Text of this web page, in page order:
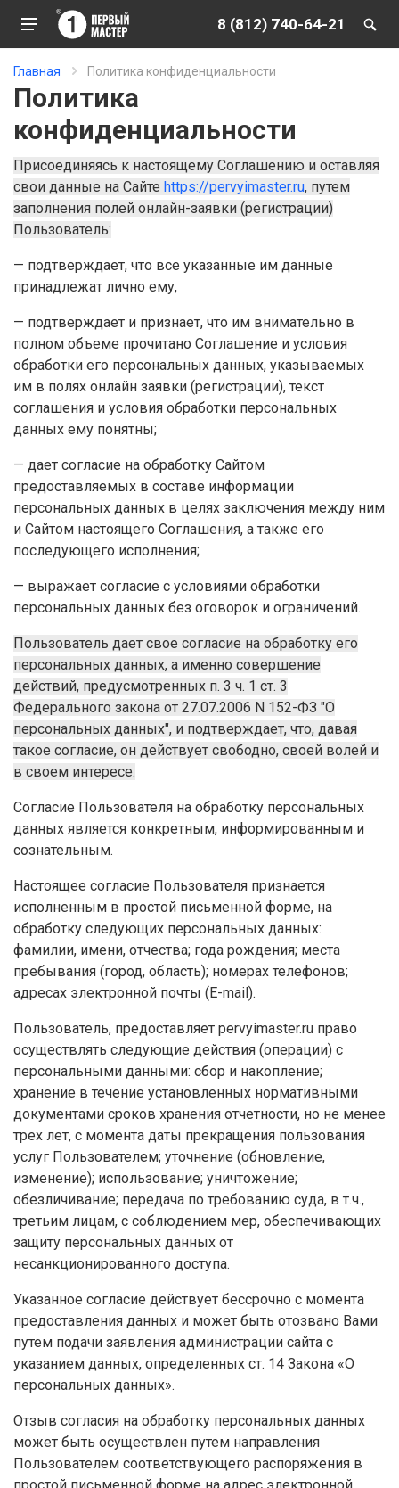
8 (812) 740-64-21
Главная Политика конфиденциальности
Политика
конфиденциальности
Присоединяясь к настоящему Соглашению и оставляя
свои данные на Сайте https://pervyimaster.ru, путем
заполнения полей онлайн-заявки (регистрации)
Пользователь:
— подтверждает, что все указанные им данные
принадлежат лично ему,
— подтверждает и признает, что им внимательно в
полном объеме прочитано Соглашение и условия
обработки его персональных данных, указываемых
им в полях онлайн заявки (регистрации), текст
соглашения и условия обработки персональных
данных ему понятны;
— дает согласие на обработку Сайтом
предоставляемых в составе информации
персональных данных в целях заключения между ним
и Сайтом настоящего Соглашения, а также его
последующего исполнения;
— выражает согласие с условиями обработки
персональных данных без оговорок и ограничений.
Пользователь дает свое согласие на обработку его
персональных данных, а именно совершение
действий, предусмотренных п. 3 ч. 1 ст. 3
Федерального закона от 27.07.2006 N 152-ФЗ "О
персональных данных", и подтверждает, что, давая
такое согласие, он действует свободно, своей волей и
в своем интересе.
Согласие Пользователя на обработку персональных
данных является конкретным, информированным и
сознательным.
Настоящее согласие Пользователя признается
исполненным в простой письменной форме, на
обработку следующих персональных данных:
фамилии, имени, отчества; года рождения; места
пребывания (город, область); номерах телефонов;
адресах электронной почты (E-mail).
Пользователь, предоставляет pervyimaster.ru право
осуществлять следующие действия (операции) с
персональными данными: сбор и накопление;
хранение в течение установленных нормативными
документами сроков хранения отчетности, но не менее
трех лет, с момента даты прекращения пользования
услуг Пользователем; уточнение (обновление,
изменение); использование; уничтожение;
обезличивание; передача по требованию суда, в т.ч.,
третьим лицам, с соблюдением мер, обеспечивающих
защиту персональных данных от
несанкционированного доступа.
Указанное согласие действует бессрочно с момента
предоставления данных и может быть отозвано Вами
путем подачи заявления администрации сайта с
указанием данных, определенных ст. 14 Закона «О
персональных данных».
Отзыв согласия на обработку персональных данных
может быть осуществлен путем направления
Пользователем соответствующего распоряжения в